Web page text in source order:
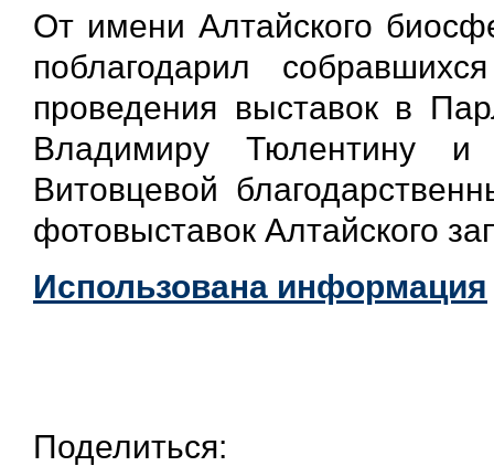
От имени Алтайского
поблагодарил
проведения выставок в
Владимиру Тюлентину
Витовцевой
фотовыставок Алтайского
Использована информация
Поделиться: